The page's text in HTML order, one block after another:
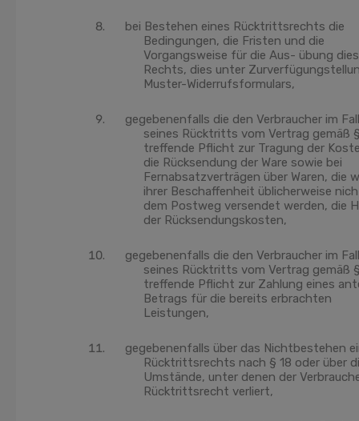
bei Bestehen eines Rücktrittsrechts die
Bedingungen, die Fristen und die
Vorgangsweise für die Aus- übung
Rechts, dies unter
Muster-Widerrufsformulars,
gegebenenfalls die den Verbraucher im
seines Rücktritts vom Vertrag gemäß
treffende Pflicht zur Tragung der
die Rücksendung der Ware sowie bei
Fernabsatzverträgen über Waren, die
ihrer Beschaffenheit üblicherweise
dem Postweg versendet werden, die
der Rücksendungskosten,
gegebenenfalls die den Verbraucher im
seines Rücktritts vom Vertrag gemäß
treffende Pflicht zur Zahlung eines
Betrags für die bereits erbrachten
Leistungen,
gegebenenfalls über das Nichtbestehen
Rücktrittsrechts nach § 18 oder über
Umstände, unter denen der
Rücktrittsrecht verliert,